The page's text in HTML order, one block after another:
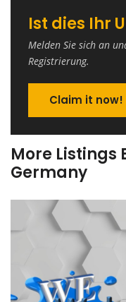
Ist dies Ihr
Melden Sie sich an
Registrierung.
Claim it now!
More Listings
Germany